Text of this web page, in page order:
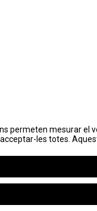
permeten mesurar el
les totes.
permeten mesurar el
les totes.